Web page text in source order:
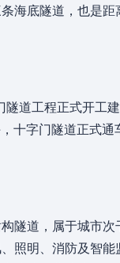
海底隧道，也是
隧道工程正式开工
十字门隧道正式通
隧道，属于城市
照明、消防及智